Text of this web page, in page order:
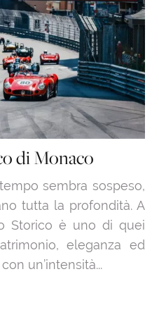
di Monaco
sembra sospeso,
tutta la profondità. A
Storico è uno di quei
eleganza ed
un’intensità...